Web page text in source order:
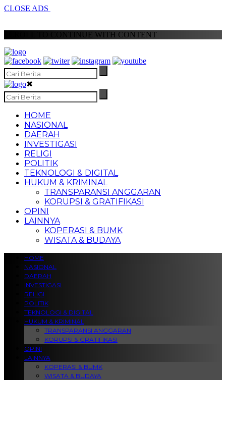
CLOSE ADS
SCROLL TO CONTINUE WITH CONTENT
✖
HOME
NASIONAL
DAERAH
INVESTIGASI
RELIGI
POLITIK
TEKNOLOGI & DIGITAL
HUKUM & KRIMINAL
TRANSPARANSI ANGGARAN
KORUPSI & GRATIFIKASI
OPINI
LAINNYA
KOPERASI & BUMK
WISATA & BUDAYA
HOME
NASIONAL
DAERAH
INVESTIGASI
RELIGI
POLITIK
TEKNOLOGI & DIGITAL
HUKUM & KRIMINAL
TRANSPARANSI ANGGARAN
KORUPSI & GRATIFIKASI
OPINI
LAINNYA
KOPERASI & BUMK
WISATA & BUDAYA